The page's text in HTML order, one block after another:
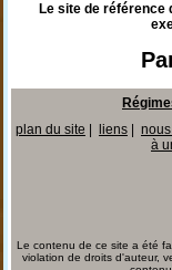
Le site de référence
plan du site
liens|
à
Le contenu de ce site a été
violation de droits d'auteur,